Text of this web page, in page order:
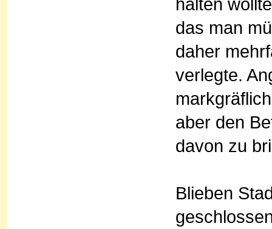
das man
daher
verlegte.
aber den
davon zu
Blieben